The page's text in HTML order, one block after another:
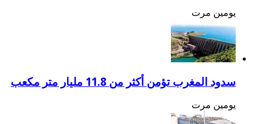
يومين مرت
سدود المغرب تؤمن أكثر من 11.8 مليار متر مكعب
يومين مرت